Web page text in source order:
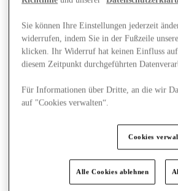
Restaurants
Sie können Ihre Einstellungen jederzeit
widerrufen, indem Sie in der Fußzeile
klicken. Ihr Widerruf hat keinen Einfluss
diesem Zeitpunkt durchgeführten
Für Informationen über Dritte, an die wir
auf "Cookies verwalten“.
Cookies
Alle Cookies ablehnen